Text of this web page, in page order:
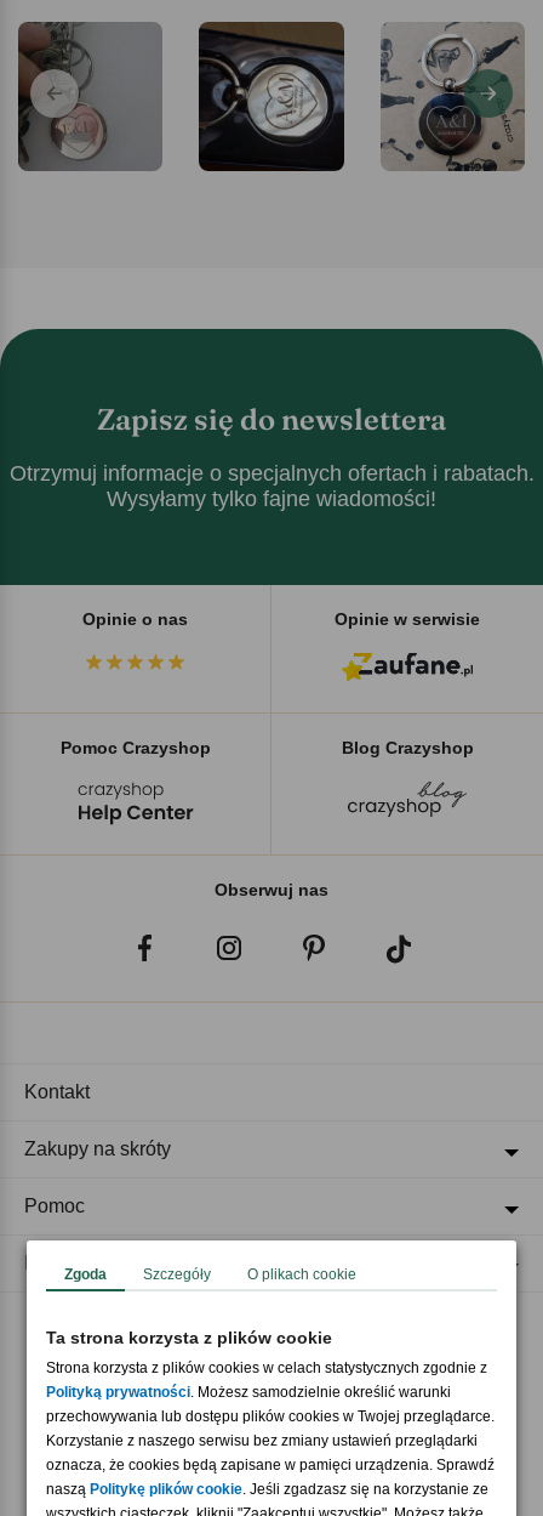
Zapisz się do newslettera
Otrzymuj informacje o specjalnych ofertach i rabatach.
Wysyłamy tylko fajne wiadomości!
Opinie o nas Opinie w serwisie
Pomoc Crazyshop Blog Crazyshop
Obserwuj nas
Akceptujemy płatności
Kontakt
Zakupy na skróty
Pomoc
Zgoda Szczegóły O plikach cookie
Ta strona korzysta z plików cookie
Strona korzysta z plików cookies w celach statystycznych zgodnie z
Polityką prywatności. Możesz samodzielnie określić warunki
przechowywania lub dostępu plików cookies w Twojej przeglądarce.
Korzystanie z naszego serwisu bez zmiany ustawień przeglądarki
oznacza, że cookies będą zapisane w pamięci urządzenia. Sprawdź
naszą Politykę plików cookie. Jeśli zgadzasz się na korzystanie ze